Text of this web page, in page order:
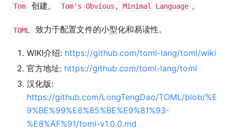
Tom 创建。 Tom's Obvious, Minimal Language 。
TOML 致力于配置文件的小型化和易读性。
WIKI介绍: https://github.com/toml-lang/toml/wiki
官方地址: https://github.com/toml-lang/toml
汉化版:
https://github.com/LongTengDao/TOML/blob/%E
9%BE%99%E8%85%BE%E9%81%93-
%E8%AF%91/toml-v1.0.0.md